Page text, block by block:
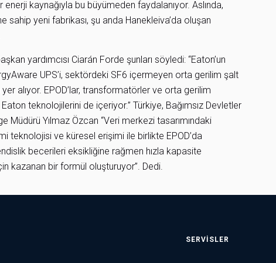
kaynağıyla bu büyümeden faydalanıyor. Aslında,
sahip yeni fabrikası, şu anda Hanekleiva’da oluşan
yardımcısı Ciarán Forde şunları söyledi: “Eaton’un
UPS’i, sektördeki SF6 içermeyen orta gerilim şalt
alıyor. EPOD’lar, transformatörler ve orta gerilim
teknolojilerini de içeriyor.” Türkiye, Bağımsız Devletler
Yılmaz Özcan “Veri merkezi tasarımındaki
teknolojisi ve küresel erişimi ile birlikte EPOD’da
becerileri eksikliğine rağmen hızla kapasite
kazanan bir formül oluşturuyor”. Dedi.
SERVISLER